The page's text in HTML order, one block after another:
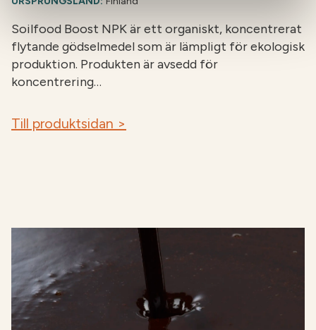
Soilfood Boost NPK är ett organiskt, koncentrerat
flytande gödselmedel som är lämpligt för ekologisk
produktion. Produkten är avsedd för
koncentrering…
Till produktsidan >